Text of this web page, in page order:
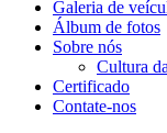
Galeria de
Álbum de fotos
Sobre nós
Cultura
Certificado
Contate-nos